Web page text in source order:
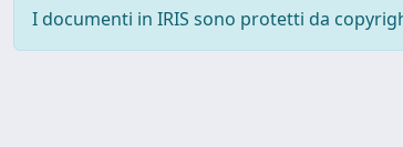
I documenti in IRIS sono protetti da